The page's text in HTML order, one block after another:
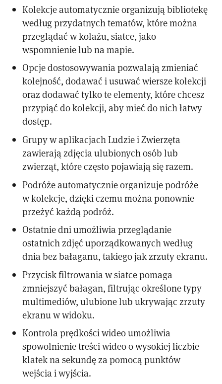
Kolekcje automatycznie organizują bibliotekę
według przydatnych tematów, które można
przeglądać w kolażu, siatce, jako
wspomnienie lub na mapie.
Opcje dostosowywania pozwalają zmieniać
kolejność, dodawać i usuwać wiersze kolekcji
oraz dodawać tylko te elementy, które chcesz
przypiąć do kolekcji, aby mieć do nich łatwy
dostęp.
Grupy w aplikacjach Ludzie i Zwierzęta
zawierają zdjęcia ulubionych osób lub
zwierząt, które często pojawiają się razem.
Podróże automatycznie organizuje podróże
w kolekcje, dzięki czemu można ponownie
przeżyć każdą podróż.
Ostatnie dni umożliwia przeglądanie
ostatnich zdjęć uporządkowanych według
dnia bez bałaganu, takiego jak zrzuty ekranu.
Przycisk filtrowania w siatce pomaga
zmniejszyć bałagan, filtrując określone typy
multimediów, ulubione lub ukrywając zrzuty
ekranu w widoku.
Kontrola prędkości wideo umożliwia
spowolnienie treści wideo o wysokiej liczbie
klatek na sekundę za pomocą punktów
wejścia i wyjścia.